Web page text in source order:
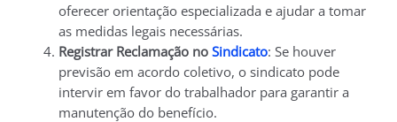
oferecer orientação especializada e ajudar a tomar
as medidas legais necessárias.
Registrar Reclamação noSindicato: Se houver
previsão em acordo coletivo, o sindicato pode
intervir em favor do trabalhador para garantir a
manutenção do benefício.